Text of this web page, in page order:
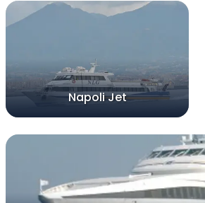
Napoli Jet